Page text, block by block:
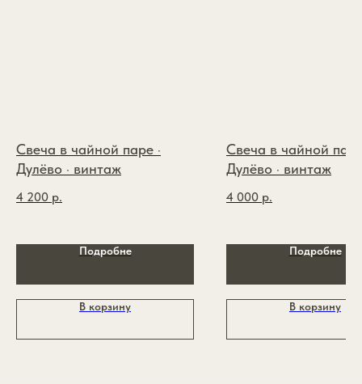
Свеча в чайной паре ·
Дулёво · винтаж
4 200 р.
Подробне
В корзину
Свеча в чайной
Дулёво · винтаж
4 000 р.
Подробне
В корзину
Покупателям
Контакты
Андреевна
ИНН: 110117977566
ОГРНИП: 326774600174426